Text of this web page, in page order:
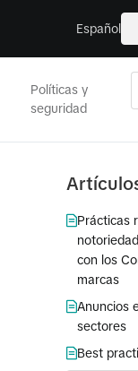
Español
Políticas y
seguridad
Prácticas
con los
marcas
Anuncios
sectores
Best